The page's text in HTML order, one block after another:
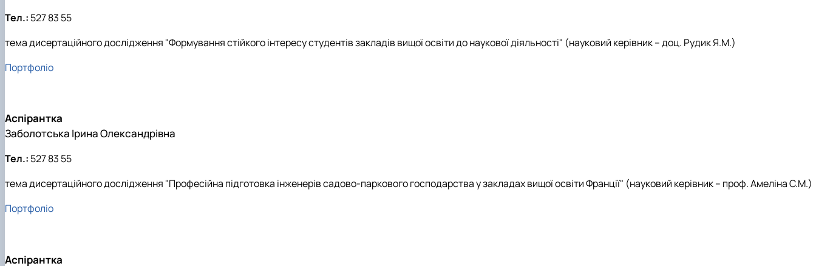
Тел.: 527 83 55
тема дисертаційного дослідження "Формування стійкого інтересу студентів закладів вищої освіти до наукової діяльності" (науковий керівник – доц. Рудик Я.М.)
Портфоліо
Аспірантка
Заболотська Ірина Олександрівна
Тел.: 527 83 55
тема дисертаційного дослідження "Професійна підготовка інженерів садово-паркового господарства у закладах вищої освіти Франції" (науковий керівник – проф. Амеліна С.М.)
Портфоліо
Аспірантка